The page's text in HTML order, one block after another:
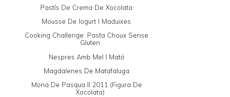
Pastís De Crema De Xocolata
Mousse De Iogurt I Maduixes
Cooking Challenge: Pasta Choux Sense
Gluten
Nespres Amb Mel I Mató
Magdalenes De Matafaluga
Mona De Pasqua II 2011 (figura De
Xocolata)